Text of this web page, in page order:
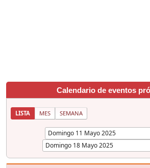
Calendario de eventos
LISTA MES SEMANA